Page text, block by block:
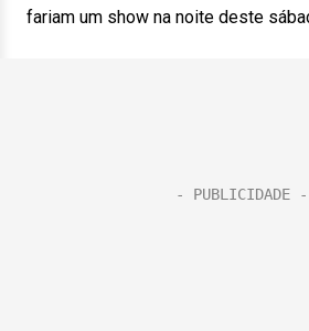
fariam um show na noite deste